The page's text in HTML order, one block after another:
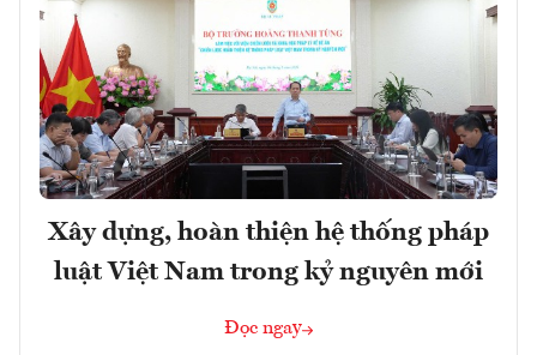
Xây dựng, hoàn thiện hệ thống pháp
luật Việt Nam trong kỷ nguyên mới
Đọc ngay